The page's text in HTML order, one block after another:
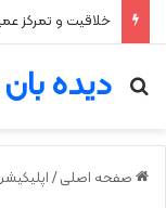
خلاقیت و تمرکز
دیده
جستجو برای
صفحه اصلی /